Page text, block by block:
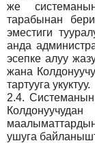
же
тарабынан
эместиги
анда
эсепке алуу
жана
тартууга укуктуу.
2.4. Системанын
ушуга